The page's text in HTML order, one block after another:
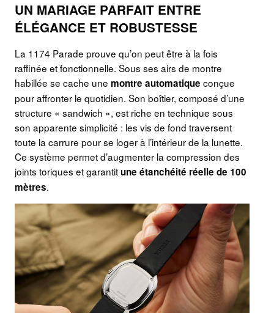
UN MARIAGE PARFAIT ENTRE
ÉLÉGANCE ET ROBUSTESSE
La 1174 Parade prouve qu’on peut être à la fois
raffinée et fonctionnelle. Sous ses airs de montre
habillée se cache une montre automatique conçue
pour affronter le quotidien. Son boîtier, composé d’une
structure « sandwich », est riche en technique sous
son apparente simplicité : les vis de fond traversent
toute la carrure pour se loger à l’intérieur de la lunette.
Ce système permet d’augmenter la compression des
joints toriques et garantitune étanchéité réelle de 100
mètres.